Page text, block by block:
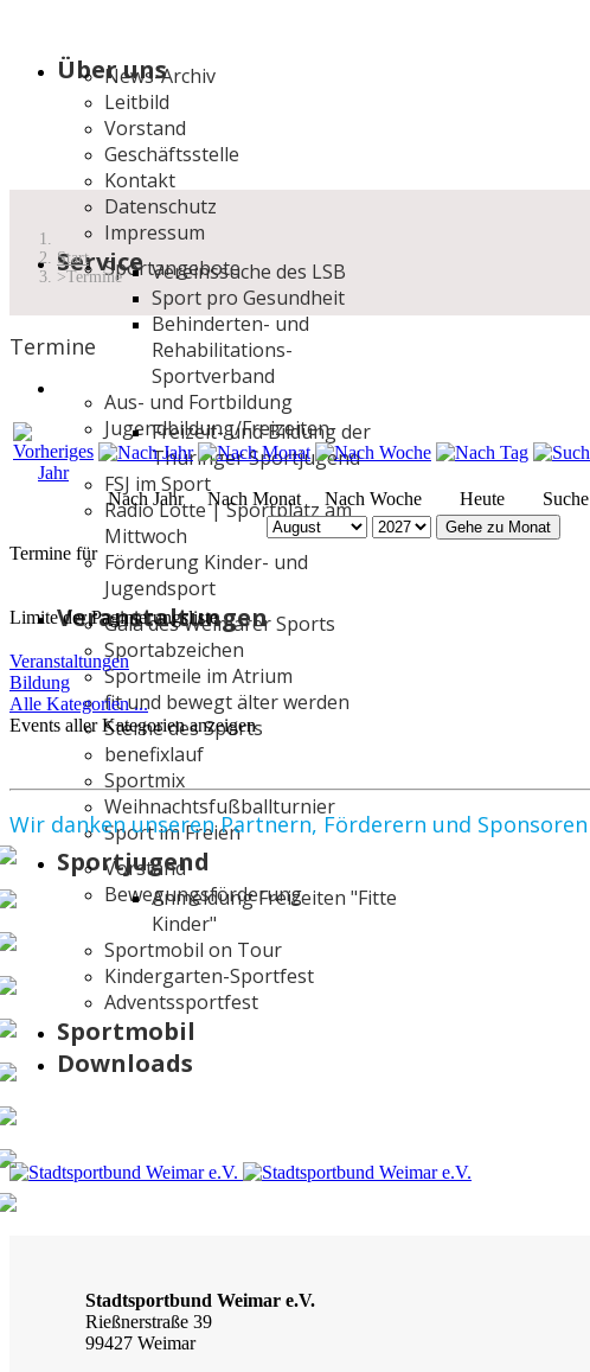
Über uns
News-Archiv
Leitbild
Vorstand
Geschäftsstelle
Kontakt
Datenschutz
Impressum
ServiceSportangebote
Vereinssuche des LSB
Sport pro Gesundheit
Behinderten- und
Rehabilitations-
Sportverband
Aus- und Fortbildung
Jugendbildung/Freizeiten
Freizeit- und Bildung der
Thüringer Sportjugend
FSJ im Sport
Radio Lotte | Sportplatz am
Mittwoch
Förderung Kinder- und
Jugendsport
Veranstaltungen
Gala des Weimarer Sports
Sportabzeichen
Sportmeile im Atrium
fit und bewegt älter werden
Sterne des Sports
benefixlauf
Sportmix
Weihnachtsfußballturnier
Sport im Freien
Sportjugend
Vorstand
Bewegungsförderung
Anmeldung Freizeiten "Fitte
Kinder"
Sportmobil on Tour
Kindergarten-Sportfest
Adventssportfest
Sportmobil
Downloads
Start
Termine
Termine
Nach Jahr Nach Monat Nach Woche Heute Suche
Gehe zu Monat
Termine für
Limite der Paginierungsliste
Veranstaltungen
Bildung
Alle Kategorien ...
Events aller Kategorien anzeigen
Wir danken unseren Partnern, Förderern und Sponsoren
Stadtsportbund Weimar e.V.
Rießnerstraße 39
99427 Weimar